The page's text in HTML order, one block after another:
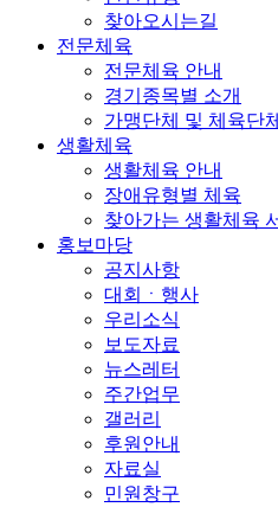
찾아오시는길
전문체육
전문체육 안내
경기종목별 소개
가맹단체 및 체육단체
생활체육
생활체육 안내
장애유형별 체육
찾아가는 생활체육
홍보마당
공지사항
대회ㆍ행사
우리소식
보도자료
뉴스레터
주간업무
갤러리
후원안내
자료실
민원창구